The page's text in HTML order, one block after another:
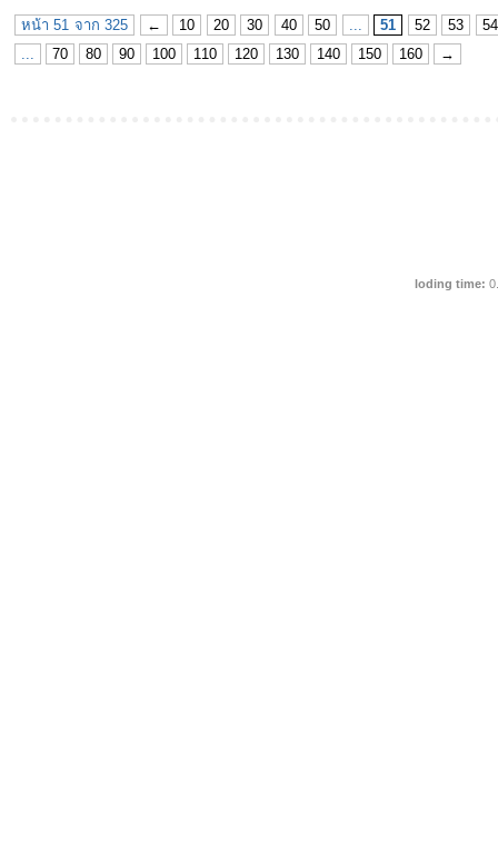
หน้า 51 จาก 325 ← 10 20 30 40 50 ... 51 52 53
54
...
70 80 90 100 110 120 130 140 150 160 →
loding time: